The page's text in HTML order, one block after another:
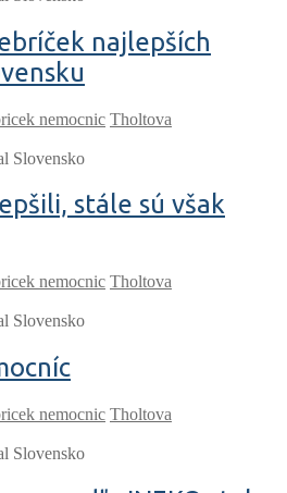
najlepších
nemocnic Tholtova
stále sú však
nemocnic Tholtova
nemocnic Tholtova